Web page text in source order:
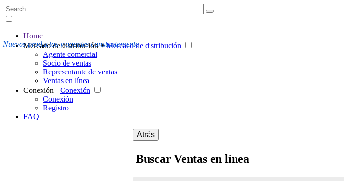
Nuevos productos y agentes constantemente
Home
Mercado de distribución + Mercado de distribución
Agente comercial
Socio de ventas
Representante de ventas
Ventas en línea
Conexión +Conexión
Conexión
Registro
FAQ
Atrás
Buscar Ventas en línea